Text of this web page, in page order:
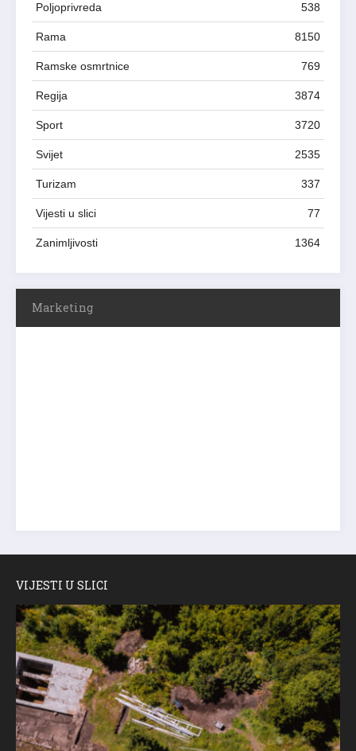
Poljoprivreda 538
Rama 8150
Ramske osmrtnice 769
Regija 3874
Sport 3720
Svijet 2535
Turizam 337
Vijesti u slici 77
Zanimljivosti 1364
Marketing
VIJESTI U SLICI